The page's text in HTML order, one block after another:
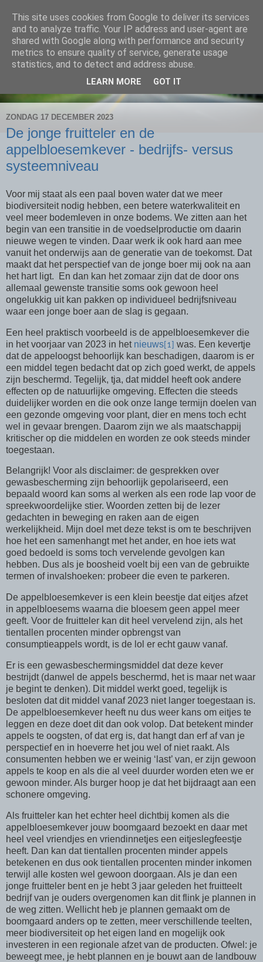
Landbouw en omgeving
Blog van Ron Methorst, lector Omgevingsinclusief
Ondernemen, werken aan landbouw in betere balans met de
sociale en fysieke omgeving.
ZONDAG 17 DECEMBER 2023
De jonge fruitteler en de
appelbloesemkever - bedrijfs- versus
systeemniveau
Voor mij staat als een paal boven water dat we meer
biodiversiteit nodig hebben, een betere waterkwaliteit en
veel meer bodemleven in onze bodems. We zitten aan het
begin van een transitie in de voedselproductie om daarin
nieuwe wegen te vinden. Daar werk ik ook hard aan mee
vanuit het onderwijs aan de generatie van de toekomst. Dat
maakt dat het perspectief van de jonge boer mij ook na aan
het hart ligt. En dan kan het zomaar zijn dat de door ons
allemaal gewenste transitie soms ook gewoon heel
ongelukkig uit kan pakken op individueel bedrijfsniveau
waar een jonge boer aan de slag is gegaan.
Een heel praktisch voorbeeld is de appelbloesemkever die
in het voorjaar van 2023 in het nieuws [1]
was. Een kevertje
dat de appeloogst behoorlijk kan beschadigen, daarom is er
een middel tegen bedacht dat op zich goed werkt, de appels
zijn beschermd. Tegelijk, tja, dat middel heeft ook andere
effecten op de natuurlijke omgeving. Effecten die steeds
duidelijker worden en die ook onze lange termijn doelen van
een gezonde omgeving voor plant, dier en mens toch echt
wel in gevaar brengen. Daarom zijn we als maatschappij
kritischer op die middelen en worden ze ook steeds minder
toegestaan.
Belangrijk! Voor als disclaimer: de gesprekken over
gewasbescherming zijn behoorlijk gepolariseerd, een
bepaald woord kan soms al werken als een rode lap voor de
spreekwoordelijke stier. Woorden zetten bij de lezer
gedachten in beweging en raken aan de eigen
werkelijkheid. Mijn doel met deze tekst is om te beschrijven
hoe het een samenhangt met het ander, en hoe iets wat
goed bedoeld is soms toch vervelende gevolgen kan
hebben. Dus als je boosheid voelt bij een van de gebruikte
termen of invalshoeken: probeer die even te parkeren.
De appelbloesemkever is een klein beestje dat eitjes afzet
in appelbloesems waarna die bloesem geen appel meer
geeft. Voor de fruitteler kan dit heel vervelend zijn, als het
tientallen procenten minder opbrengst van
consumptieappels wordt, is de lol er echt gauw vanaf.
Er is een gewasbeschermingsmiddel dat deze kever
bestrijdt (danwel de appels beschermd, het is maar net waar
je begint te denken). Dit middel werkt goed, tegelijk is
besloten dat dit middel vanaf 2023 niet langer toegestaan is.
De appelbloesemkever heeft nu dus weer kans om eitjes te
leggen en deze doet dit dan ook volop. Dat betekent minder
appels te oogsten, of dat erg is, dat hangt dan erf af van je
perspectief en in hoeverre het jou wel of niet raakt. Als
consumenten hebben we er weinig ‘last’ van, er zijn gewoon
appels te koop en als die al veel duurder worden eten we er
gewoon minder. Als burger hoop je dat het bijdraagt aan een
schonere omgeving.
Als fruitteler kan het echter heel dichtbij komen als die
appelbloesemkever jouw boomgaard bezoekt en daar met
heel veel vriendjes en vriendinnetjes een eitjeslegfeestje
heeft. Dan kan dat tientallen procenten minder appels
betekenen en dus ook tientallen procenten minder inkomen
terwijl alle kosten wel gewoon doorgaan. Als je dan een
jonge fruitteler bent en je hebt 3 jaar geleden het fruitteelt
bedrijf van je ouders overgenomen kan dit flink je plannen in
de weg zitten. Wellicht heb je plannen gemaakt om de
boomgaard anders op te zetten, meer verschillende teelten,
meer biodiversiteit op het eigen land en mogelijk ook
investeren in een regionale afzet van de producten. Ofwel: je
beweegt mee, je hebt plannen en je bouwt aan de landbouw
This site uses cookies from Google to deliver its services
and to analyze traffic. Your IP address and user-agent are
shared with Google along with performance and security
metrics to ensure quality of service, generate usage
statistics, and to detect and address abuse.
LEARN MORE GOT IT